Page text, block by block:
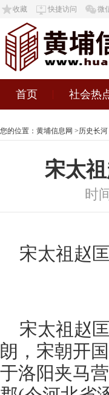
收藏 快捷访问 微
首页 社会热
您的位置： 黄埔信息网 >历史长河
宋太
时
宋太祖赵
宋太祖赵
朗，宋朝开
于洛阳夹马